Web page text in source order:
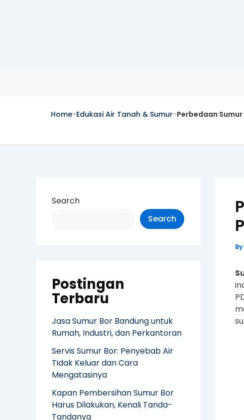
Home-Edukasi Air Tanah & Sumur-Perbedaan
Search
Search
Postingan
Terbaru
Jasa Sumur Bor Bandung untuk
Rumah, Industri, dan Perkantoran
Servis Sumur Bor: Penyebab Air
Tidak Keluar dan Cara
Mengatasinya
Kapan Pembersihan Sumur Bor
Harus Dilakukan, Kenali Tanda-
Tandanya
By